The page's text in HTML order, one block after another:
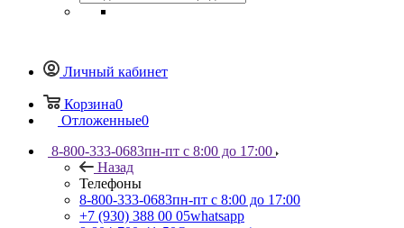
Личный кабинет
Корзина0
Отложенные0
8-800-333-0683пн-пт с 8:00 до 17:00
Назад
Телефоны
8-800-333-0683пн-пт с 8:00 до 17:00
+7 (930) 388 00 05whatsapp